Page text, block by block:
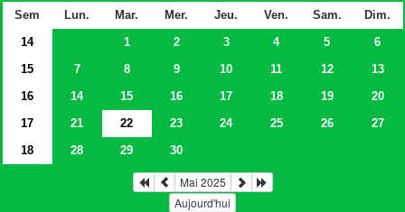
Sem Lun. Mar. Mer. Jeu. Ven. Sam.
Dim.
14
1 2 3 4 5
6
15
7 8 9 10 11 12
13
16
14 15 16 17 18 19
20
17
21 22 23 24 25 26
27
18
28 29 30
Mai 2025
Aujourd'hui